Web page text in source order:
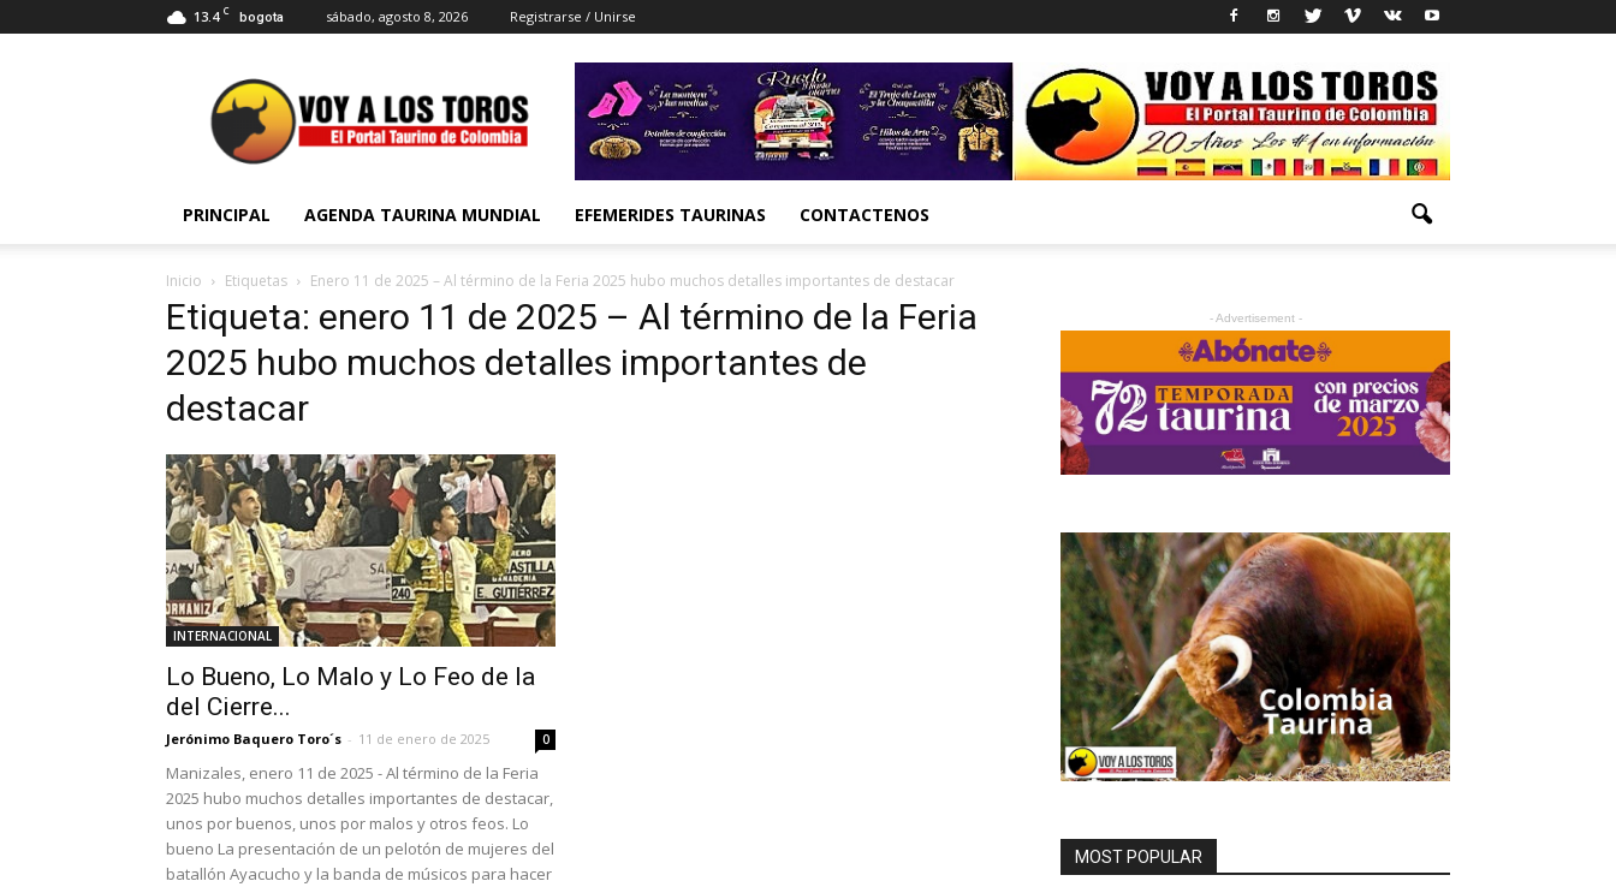
13.4 C bogota sábado, agosto 8, 2026 Registrarse / Unirse
Voy
a
Los
Toros
PRINCIPAL AGENDA TAURINA MUNDIAL EFEMERIDES TAURINAS CONTACTENOS
Inicio Etiquetas Enero 11 de 2025 – Al término de la Feria 2025 hubo muchos detalles importantes de destacar
Etiqueta: enero 11 de 2025 – Al término de la Feria
2025 hubo muchos detalles importantes de
destacar
INTERNACIONAL
Lo Bueno, Lo Malo y Lo Feo de la
del Cierre...
Jerónimo Baquero Toro´s - 11 de enero de 2025 0
Manizales, enero 11 de 2025 - Al término de la Feria
2025 hubo muchos detalles importantes de destacar,
unos por buenos, unos por malos y otros feos. Lo
bueno La presentación de un pelotón de mujeres del
batallón Ayacucho y la banda de músicos para hacer
- Advertisement -
MOST POPULAR